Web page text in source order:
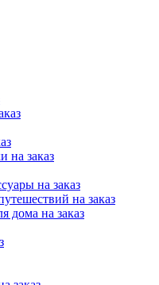
на заказ
на заказ
на заказ
дома на заказ